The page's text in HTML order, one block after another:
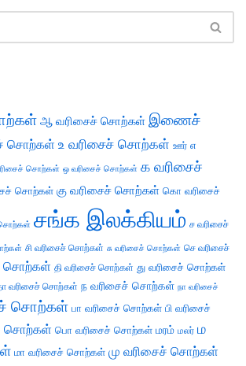
ஆ வரிசைச் சொற்கள் இணைச்
சொற்கள் உ வரிசைச் சொற்கள் ஊர் எ
சொற்கள் ஒ வரிசைச் சொற்கள் க வரிசைச்
சொற்கள் கு வரிசைச் சொற்கள் கொ வரிசைச்
சங்க இலக்கியம் ச வரிசைச்
சி வரிசைச் சொற்கள் சு வரிசைச் சொற்கள் செ வரிசைச்
சொற்கள் தி வரிசைச் சொற்கள் து வரிசைச் சொற்கள்
வரிசைச் சொற்கள் ந வரிசைச் சொற்கள் நா வரிசைச்
சொற்கள் பா வரிசைச் சொற்கள் பி வரிசைச்
சொற்கள் பொ வரிசைச் சொற்கள் மரம் மலர் ம
மா வரிசைச் சொற்கள் மு வரிசைச் சொற்கள்